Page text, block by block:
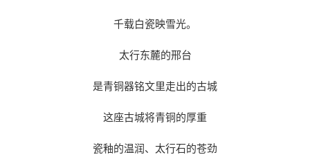
千载白瓷映雪光。
太行东麓的邢台
是青铜器铭文里走出的古城
这座古城将青铜的厚重
瓷釉的温润、太行石的苍劲